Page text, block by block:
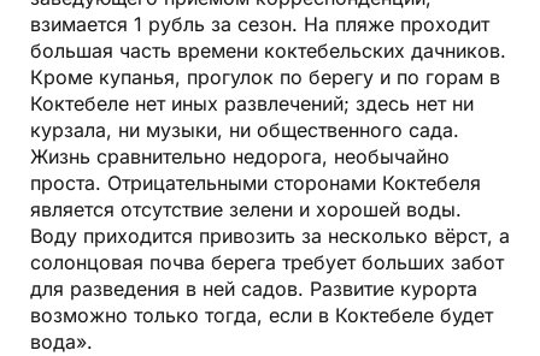
взимается 1 рубль за сезон. На пляже проходит
большая часть времени коктебельских дачников.
Кроме купанья, прогулок по берегу и по горам в
Коктебеле нет иных развлечений; здесь нет ни
курзала, ни музыки, ни общественного сада.
Жизнь сравнительно недорога, необычайно
проста. Отрицательными сторонами Коктебеля
является отсутствие зелени и хорошей воды.
Воду приходится привозить за несколько вёрст, а
солонцовая почва берега требует больших забот
для разведения в ней садов. Развитие курорта
возможно только тогда, если в Коктебеле будет
вода».